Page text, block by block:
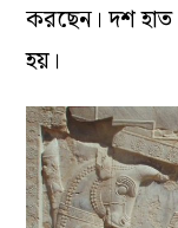
করছেন। দশ হাত
হয়।